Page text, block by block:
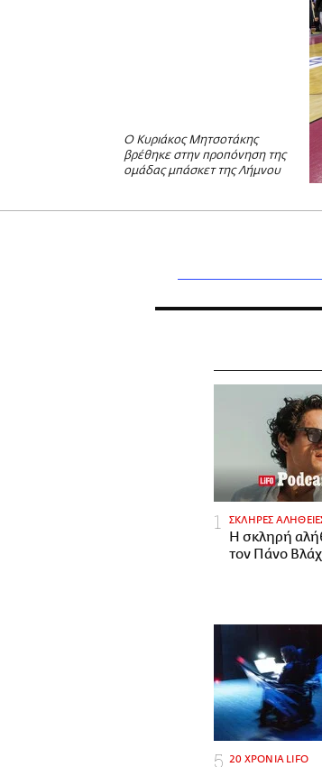
Ο Κυριάκος Μητσοτάκης
βρέθηκε στην προπόνηση της
ομάδας μπάσκετ της Λήμνου
ΣΚΛΗΡΕΣ
H σκληρή
τον Πάνο
20 ΧΡΟΝΙΑ LIFO